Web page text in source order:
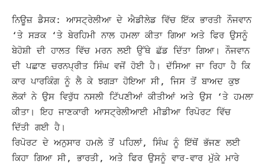
ਨਿਊਜ਼ ਡੈਸਕ: ਆਸਟ੍ਰੇਲੀਆ ਦੇ ਐਡੀਲੇਡ ਵਿੱਚ ਇੱਕ ਭਾਰਤੀ ਨੌਜਵਾਨ
‘ਤੇ ਸੜਕ ‘ਤੇ ਬੇਰਹਿਮੀ ਨਾਲ ਹਮਲਾ ਕੀਤਾ ਗਿਆ ਅਤੇ ਫਿਰ ਉਸਨੂੰ
ਬੇਹੋਸ਼ੀ ਦੀ ਹਾਲਤ ਵਿੱਚ ਮਰਨ ਲਈ ਉੱਥੇ ਛੱਡ ਦਿੱਤਾ ਗਿਆ। ਨੌਜਵਾਨ
ਦੀ ਪਛਾਣ ਚਰਨਪ੍ਰੀਤ ਸਿੰਘ ਵਜੋਂ ਹੋਈ ਹੈ। ਦੱਸਿਆ ਜਾ ਰਿਹਾ ਹੈ ਕਿ
ਕਾਰ ਪਾਰਕਿੰਗ ਨੂੰ ਲੈ ਕੇ ਝਗੜਾ ਹੋਇਆ ਸੀ, ਜਿਸ ਤੋਂ ਬਾਅਦ ਕੁਝ
ਲੋਕਾਂ ਨੇ ਉਸ ਵਿਰੁੱਧ ਨਸਲੀ ਟਿੱਪਣੀਆਂ ਕੀਤੀਆਂ ਅਤੇ ਉਸ ‘ਤੇ ਹਮਲਾ
ਕੀਤਾ। ਇਹ ਜਾਣਕਾਰੀ ਆਸਟ੍ਰੇਲੀਆਈ ਮੀਡੀਆ ਰਿਪੋਰਟ ਵਿੱਚ
ਦਿੱਤੀ ਗਈ ਹੈ।
ਰਿਪੋਰਟ ਦੇ ਅਨੁਸਾਰ ਹਮਲੇ ਤੋਂ ਪਹਿਲਾਂ, ਸਿੰਘ ਨੂੰ ਇੱਥੋਂ ਭੱਜਣ ਲਈ
ਕਿਹਾ ਗਿਆ ਸੀ, ਭਾਰਤੀ, ਅਤੇ ਫਿਰ ਉਸਨੂੰ ਵਾਰ-ਵਾਰ ਮੁੱਕੇ ਮਾਰੇ